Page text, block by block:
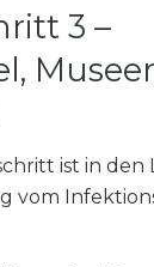
3 –
ist in den
vom